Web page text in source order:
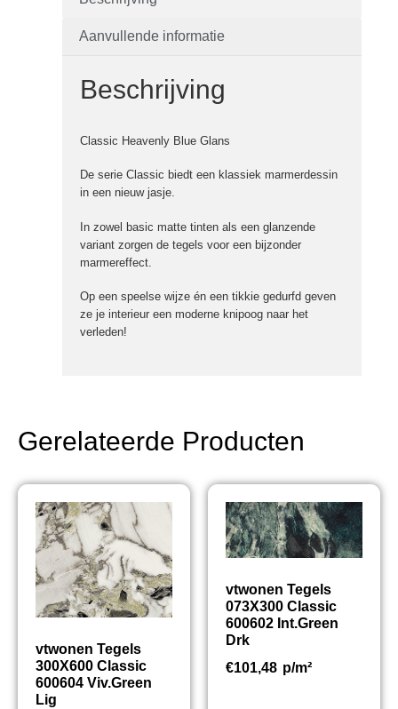
Aanvullende informatie
Beschrijving
Classic Heavenly Blue Glans
De serie Classic biedt een klassiek marmerdessin
in een nieuw jasje.
In zowel basic matte tinten als een glanzende
variant zorgen de tegels voor een bijzonder
marmereffect.
Op een speelse wijze én een tikkie gedurfd geven
ze je interieur een moderne knipoog naar het
verleden!
Gerelateerde Producten
vtwonen Tegels
300X600 Classic
600604 Viv.Green
Lig
vtwonen Tegels
073X300 Classic
600602 Int.Green
Drk
€101,48 p/m²